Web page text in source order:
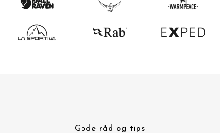
Gode råd og tips